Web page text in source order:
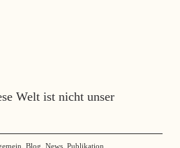
Welt ist nicht unser
Blog News Publikation